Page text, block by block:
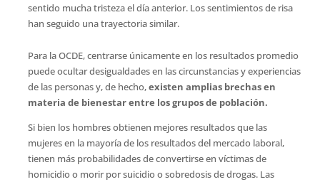
sentido mucha tristeza el día anterior. Los sentimientos de risa
han seguido una trayectoria similar.
Para la OCDE, centrarse únicamente en los resultados promedio
puede ocultar desigualdades en las circunstancias y experiencias
de las personas y, de hecho,existen amplias brechas en
materia de bienestar entre los grupos de población.
Si bien los hombres obtienen mejores resultados que las
mujeres en la mayoría de los resultados del mercado laboral,
tienen más probabilidades de convertirse en víctimas de
homicidio o morir por suicidio o sobredosis de drogas. Las